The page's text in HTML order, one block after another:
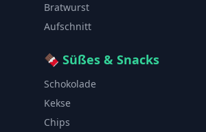
Bratwurst
Aufschnitt
🍫 Süßes & Snacks
Schokolade
Kekse
Chips